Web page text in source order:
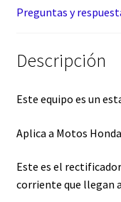
Preguntas y
Descripción
Este equipo es un
Aplica a Motos
Este es el
corriente que llegan